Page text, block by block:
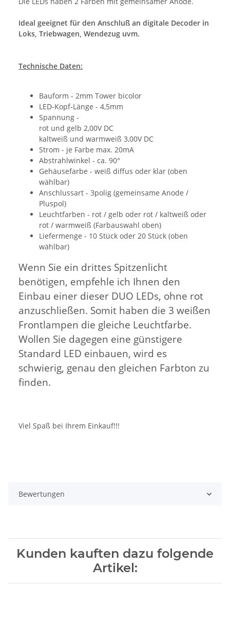
Ideal geeignet für den Anschluß an digitale Decoder in
Loks, Triebwagen, Wendezug uvm.
Technische Daten:
Bauform - 2mm Tower bicolor
LED-Kopf-Länge - 4,5mm
Spannung -
rot und gelb 2,00V DC
kaltweiß und warmweiß 3,00V DC
Strom - je Farbe max. 20mA
Abstrahlwinkel - ca. 90°
Gehäusefarbe - weiß diffus oder klar (oben
wählbar)
Anschlussart - 3polig (gemeinsame Anode /
Pluspol)
Leuchtfarben - rot / gelb oder rot / kaltweiß oder
rot / warmweiß (Farbauswahl oben)
Liefermenge - 10 Stück oder 20 Stück (oben
wählbar)
Wenn Sie ein drittes Spitzenlicht
benötigen, empfehle ich Ihnen den
Einbau einer dieser DUO LEDs, ohne rot
anzuschließen. Somit haben die 3 weißen
Frontlampen die gleiche Leuchtfarbe.
Wollen Sie dagegen eine günstigere
Standard LED einbauen, wird es
schwierig, genau den gleichen Farbton zu
finden.
Viel Spaß bei Ihrem Einkauf!!!
Bewertungen
Kunden kauften dazu folgende
Artikel: